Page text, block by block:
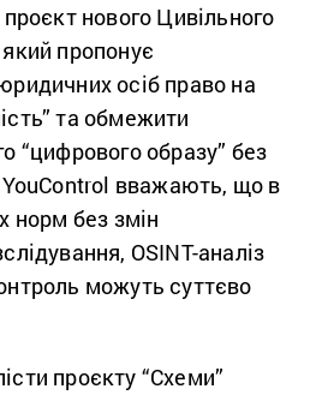
нового Цивільного
пропонує
осіб право на
та обмежити
“цифрового образу” без
YouControl вважають, що в
норм без змін
OSINT-аналіз
можуть суттєво
проєкту “Схеми”